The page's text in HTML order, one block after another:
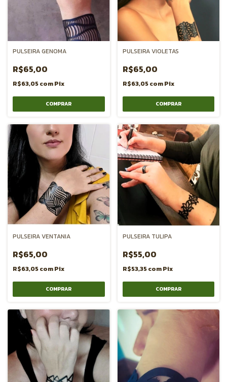
PULSEIRA GENOMA
R$65,00
R$63,05comPix
PULSEIRA VIOLETAS
R$65,00
R$63,05comPix
PULSEIRA VENTANIA
R$65,00
R$63,05comPix
PULSEIRA TULIPA
R$55,00
R$53,35comPix